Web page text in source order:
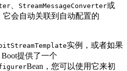
StreamMessageConverter或
它会自动关联到自动配置的
实例，或者如果
提供了一个
Bean，您可以使用它来初